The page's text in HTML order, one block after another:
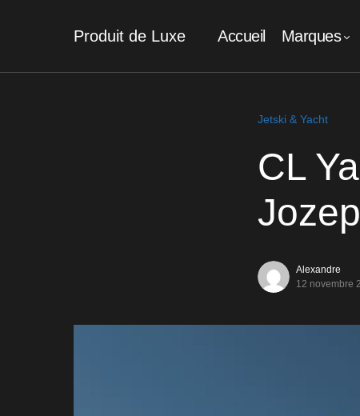
Produit de Luxe Accueil Marques
Jetski & Yacht
CL
Alexandre
12 novembre